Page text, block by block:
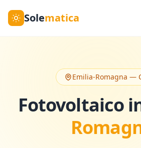
Solematica
Emilia-Romagna —
Fotovoltaico